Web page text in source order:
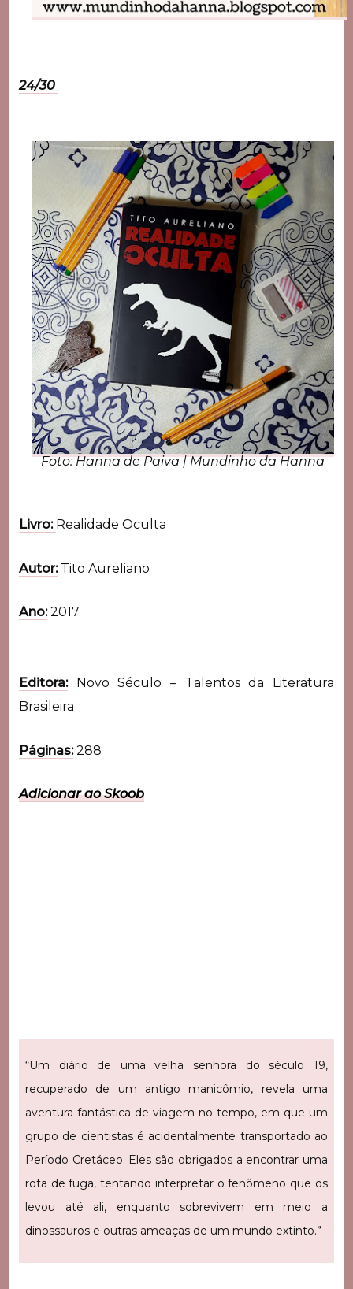
24/30
Foto: Hanna de Paiva | Mundinho da Hanna
Livro: Realidade Oculta
Autor:Tito Aureliano
Ano:2017
Editora:Novo Século – Talentos da Literatura
Brasileira
Páginas:288
Adicionar ao Skoob
“Um diário de uma velha senhora do século 19,
recuperado de um antigo manicômio, revela uma
aventura fantástica de viagem no tempo, em que um
grupo de cientistas é acidentalmente transportado ao
Período Cretáceo. Eles são obrigados a encontrar uma
rota de fuga, tentando interpretar o fenômeno que os
levou até ali, enquanto sobrevivem em meio a
dinossauros e outras ameaças de um mundo extinto.”